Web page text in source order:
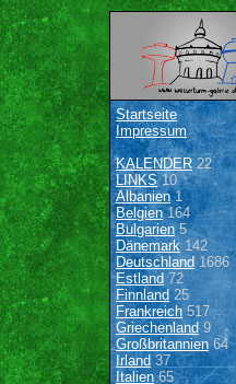
Startseite
Impressum
KALENDER22
LINKS10
Albanien1
Belgien164
Bulgarien 5
Dänemark142
Deutschland 1686
Estland 72
Finnland 25
Frankreich517
Griechenland9
Großbritannien64
Irland 37
Italien65